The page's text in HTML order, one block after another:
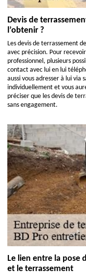
Devis de
l’obtenir ?
Les devis de terrassement
avec précision. Pour
professionnel, plusieurs
contact avec lui en lui
aussi vous adresser à lui
individuellement et vous
préciser que les devis de
sans engagement.
Le lien entre la pose
et le terrassement